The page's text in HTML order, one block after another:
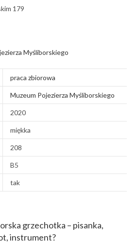
179
Myśliborskiego
praca zbiorowa
Muzeum Pojezierza Myśliborskiego
2020
miękka
208
B5
tak
grzechotka – pisanka,
instrument?